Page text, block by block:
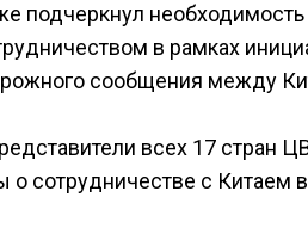
подчеркнул
в рамках
сообщения между
всех 17 стран
сотрудничестве с Китаем